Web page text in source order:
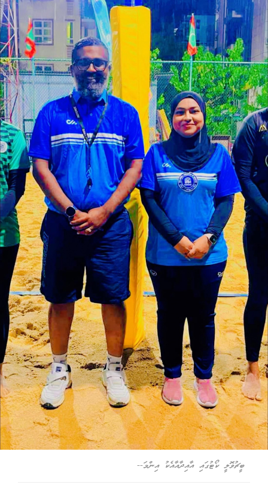
ބީޗުވޮލީ ކޯޓުގައި އާއިދާއާއެކު އިންމަ--